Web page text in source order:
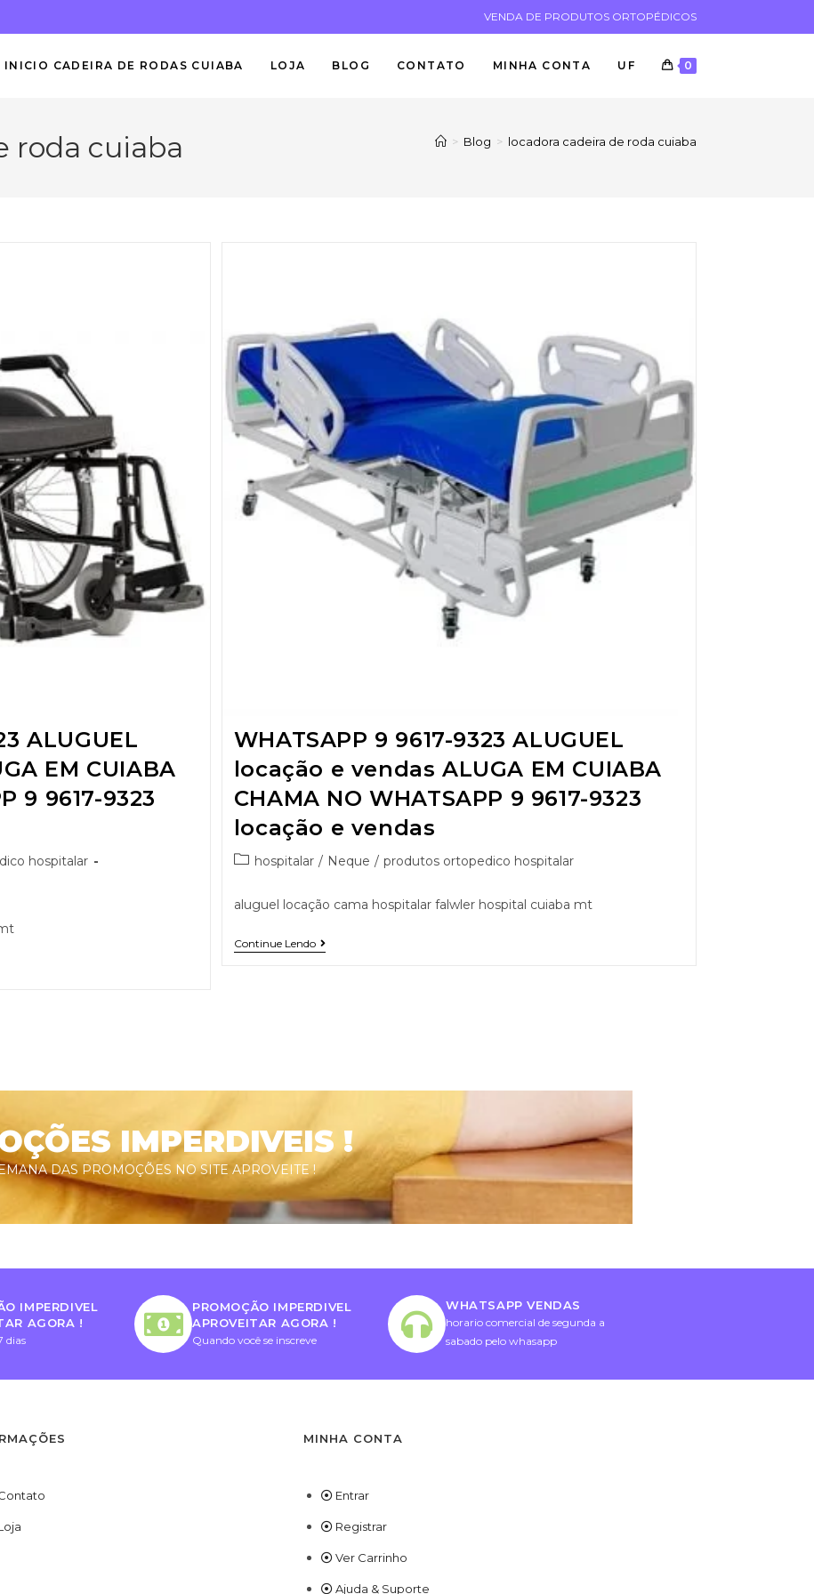
VENDA DE PRODUTOS ORTOPÉDICOS
INICIO CADEIRA DE RODAS CUIABA LOJA BLOG CONTATO MINHA CONTA UF 0
roda cuiaba > Blog > locadora cadeira de roda cuiaba
ALUGUEL
EM CUIABA
9 9617-9323
hospitalar
WHATSAPP 9 9617-9323 ALUGUEL
locação e vendas ALUGA EM CUIABA
CHAMA NO WHATSAPP 9 9617-9323
locação e vendas
hospitalar / Neque / produtos ortopedico hospitalar
aluguel locação cama hospitalar falwler hospital cuiaba mt
Continue Lendo
IMPERDIVEIS !
DAS PROMOÇÕES NO SITE APROVEITE !
IMPERDIVEL
AGORA !
dias
PROMOÇÃO IMPERDIVEL
APROVEITAR AGORA !
Quando você se inscreve
WHATSAPP VENDAS
horario comercial de segunda a
sabado pelo whasapp
MINHA CONTA
Entrar
Registrar
Ver Carrinho
Ajuda & Suporte